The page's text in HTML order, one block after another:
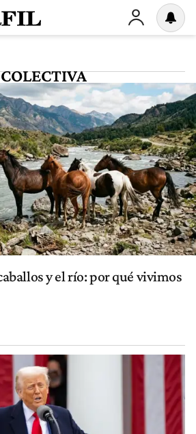
y el río: por qué vivimos